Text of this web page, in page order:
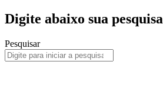
Digite abaixo sua pesquisa
Pesquisar